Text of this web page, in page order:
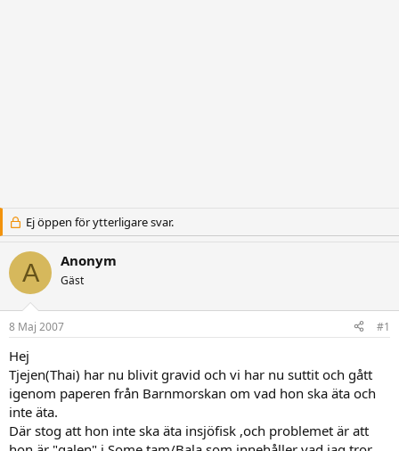
Ej öppen för ytterligare svar.
A Anonym
Gäst
8 Maj 2007 #1
Hej
Tjejen(Thai) har nu blivit gravid och vi har nu suttit och gått
igenom paperen från Barnmorskan om vad hon ska äta och
inte äta.
Där stog att hon inte ska äta insjöfisk ,och problemet är att